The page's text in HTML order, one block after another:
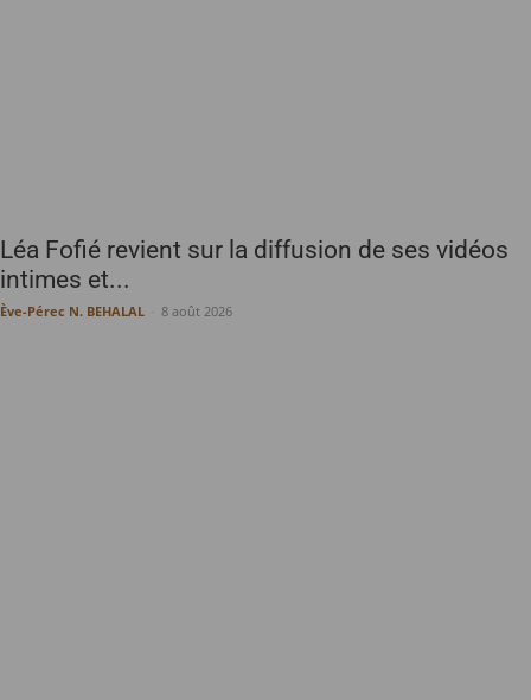
Léa Fofié revient sur la diffusion de ses vidéos
intimes et...
Ève-Pérec N. BEHALAL 8 août 2026